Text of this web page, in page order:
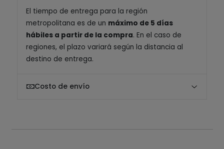
El tiempo de entrega para la región
metropolitana es de un máximo de 5 días
hábiles a partir de la compra. En el caso de
regiones, el plazo variará según la distancia al
destino de entrega.
Costo de envío